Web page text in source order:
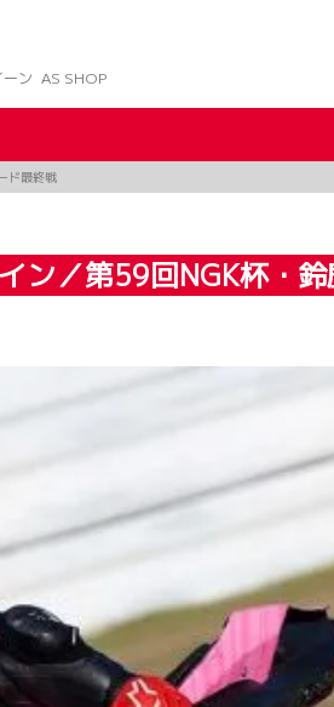
ン AS SHOP
ド最終戦
ン／第59回NGK杯・